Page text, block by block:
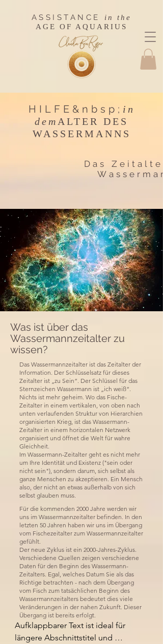
ASSISTANCE
in the
AGE OF AQUARIUS
HILFE&nbsp; in
dem ALTER DES
WASSERMANNS
Das
Was ist über das
Wassermannzeitalter zu
wissen?
Das Wassermannzeitalter ist das Zeitalter der
Information. Der Schlüsselsatz für dieses
Zeitalter ist „zu Sein“. Der Schlüssel für das
Sternzeichen Wassermann ist „ich weiß“.
Nichts ist mehr geheim. Wo das Fische-
Zeitalter in einem vertikalen, von oben nach
unten verlaufenden Struktur von Hierarchien
organisierten Krieg, ist das Wassermann-
Zeitalter in einem horizontalen Netzwerk
organisiert und öffnet die Welt für wahre
Gleichheit.
Im Wassermann-Zeitalter geht es nicht mehr
um Ihre Identität und Existenz ("sein oder
nicht sein"), sondern darum, sich selbst als
ganze Menschen zu akzeptieren. Ein Mensch
also, der nicht an etwas außerhalb von sich
selbst glauben muss.
Für die kommenden 2000 Jahre werden wir
uns im Wassermannzeitalter befinden. In den
letzten 50 Jahren haben wir uns im Übergang
vom Fischezeitalter zum Wassermannzeitalter
gefühlt.
Der neue Zyklus ist ein 2000-Jahres-Zyklus.
Verschiedene Quellen zeigen verschiedene
Daten für den Beginn des Wassermann-
Zeitalters. Egal, welches Datum Sie als das
Richtige betrachten - nach dem Übergang
vom Fisch zum tatsächlichen Beginn des
Wassermannzeitalters bedeutet dies viele
Veränderungen in der nahen Zukunft. Dieser
Übergang ist bereits erfolgt.
Aufklappbarer Text ist ideal für
längere Abschnittstitel und